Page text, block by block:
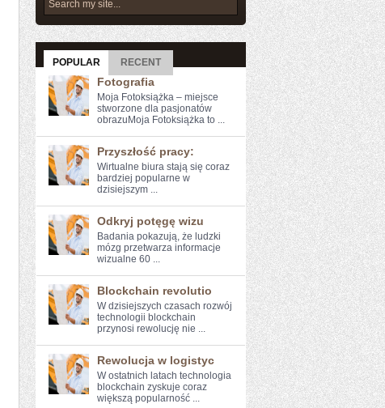
POPULAR RECENT
Fotografia
Moja Fotoksiążka – miejsce
stworzone dla pasjonatów
obrazuMoja Fotoksiążka to ...
Przyszłość pracy:
Wirtualne biura‍ stają się ​coraz
bardziej ​popularne w
dzisiejszym ...
Odkryj potęgę wizu
Badania⁣ pokazują, że ludzki
mózg przetwarza ‌informacje
wizualne 60 ...
Blockchain revolutio
W dzisiejszych czasach rozwój
technologii blockchain
przynosi rewolucję⁣ nie ...
Rewolucja w logistyc
W⁣ ostatnich latach technologia
blockchain zyskuje coraz
większą popularność ...